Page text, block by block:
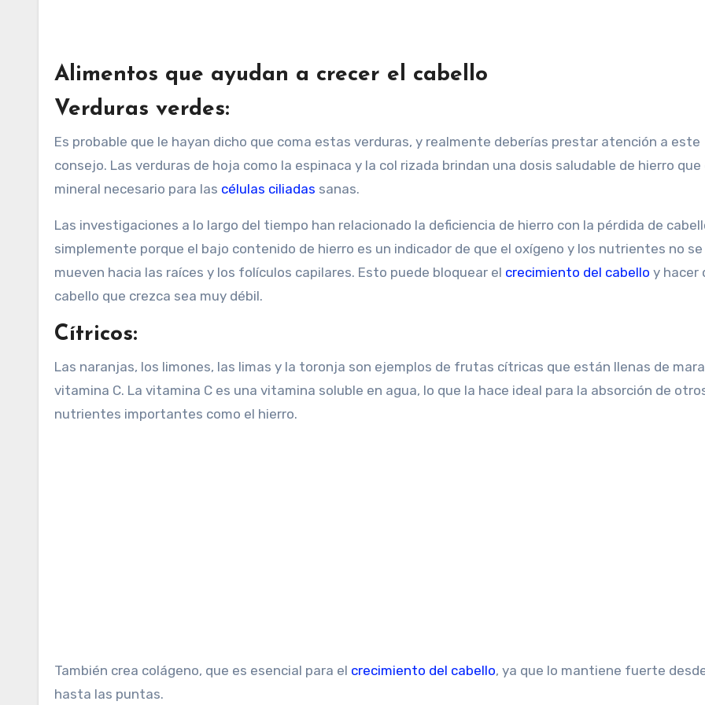
Alimentos que ayudan a crecer el cabello
Verduras verdes:
Es probable que le hayan dicho que coma estas verduras, y realmente deberías prestar atención a este
consejo. Las verduras de hoja como la espinaca y la col rizada brindan una dosis saludable de hierro que
mineral necesario para las células ciliadas sanas.
Las investigaciones a lo largo del tiempo han relacionado la deficiencia de hierro con la pérdida de
simplemente porque el bajo contenido de hierro es un indicador de que el oxígeno y los nutrientes no se
mueven hacia las raíces y los folículos capilares. Esto puede bloquear el crecimiento del cabello y hacer
cabello que crezca sea muy débil.
Cítricos:
Las naranjas, los limones, las limas y la toronja son ejemplos de frutas cítricas que están llenas de
vitamina C. La vitamina C es una vitamina soluble en agua, lo que la hace ideal para la absorción de
nutrientes importantes como el hierro.
También crea colágeno, que es esencial para el crecimiento del cabello, ya que lo mantiene fuerte
hasta las puntas.